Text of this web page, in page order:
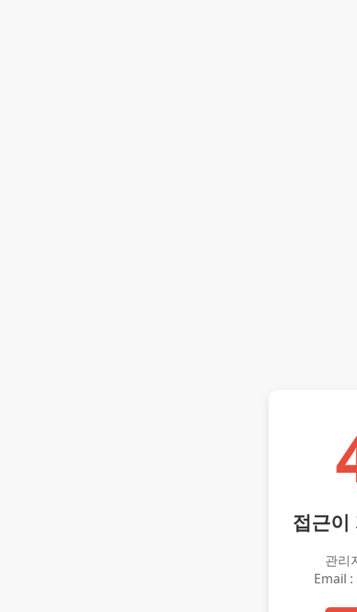
접근이
관리
Email